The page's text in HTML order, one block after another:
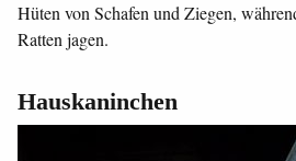
Hüten von Schafen und Ziegen,
Ratten jagen.
Hauskaninchen